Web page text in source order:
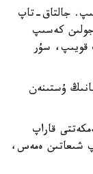
جالتاق-تاپ
جولىن كەسىپ
قويىپ، سۇر
ۇستىنەن
قاراپ
شىعاتىن ەمەس،